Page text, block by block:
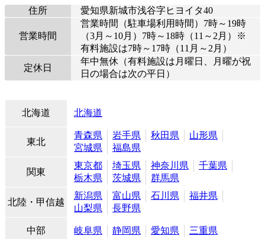
住所
愛知県新城市浅谷字ヒヨイタ40
営業時間
営業時間（駐車場利用時間）7時～19時
（3月～10月）7時～18時（11～2月）※
有料施設は7時～17時（11月～2月）
定休日
年中無休（有料施設は月曜日、月曜が祝
日の場合は次の平日）
北海道 北海道
東北
青森県 岩手県 秋田県
山形県
宮城県
福島県
関東
東京都 埼玉県 神奈川県
千葉県
栃木県
茨城県 群馬県
北陸・甲信越
新潟県 富山県 石川県
福井県
山梨県
長野県
中部 岐阜県 静岡県 愛知県 三重県